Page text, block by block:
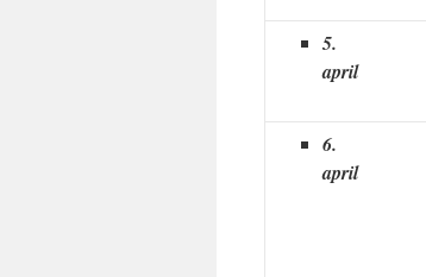
5.
april
6.
april